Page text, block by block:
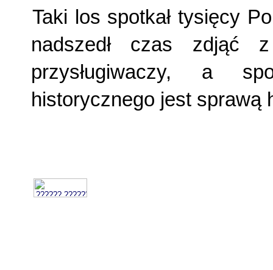
Taki los spotkał tysięcy
nadszedł czas zdjąć
przysługiwaczy, a
historycznego jest sprawą